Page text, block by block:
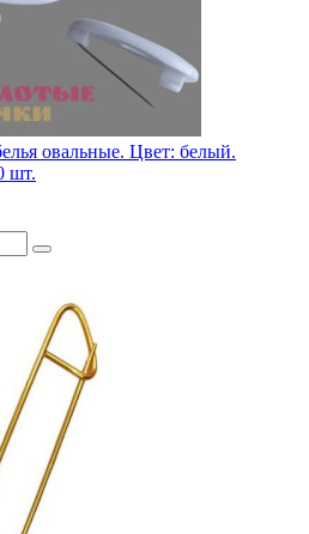
овальные. Цвет: белый.
шт.